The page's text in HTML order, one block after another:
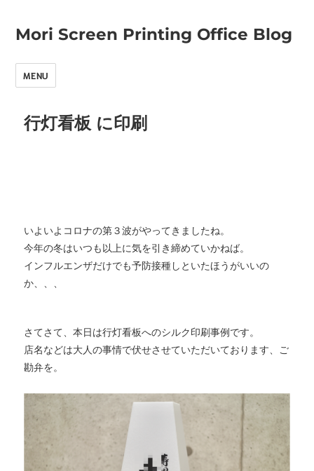
Mori Screen Printing Office Blog
MENU
行灯看板 に印刷
いよいよコロナの第３波がやってきましたね。
今年の冬はいつも以上に気を引き締めていかねば。
インフルエンザだけでも予防接種しといたほうがいいの
か、、、
さてさて、本日は行灯看板へのシルク印刷事例です。
店名などは大人の事情で伏せさせていただいております、ご
勘弁を。